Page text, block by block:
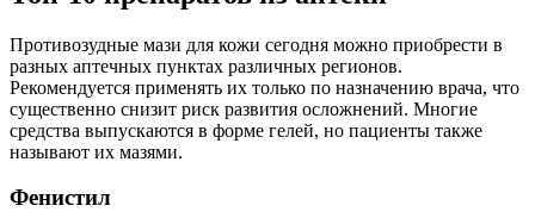
Противозудные мази для кожи сегодня можно приобрести в
разных аптечных пунктах различных регионов.
Рекомендуется применять их только по назначению врача, что
существенно снизит риск развития осложнений. Многие
средства выпускаются в форме гелей, но пациенты также
называют их мазями.
Фенистил